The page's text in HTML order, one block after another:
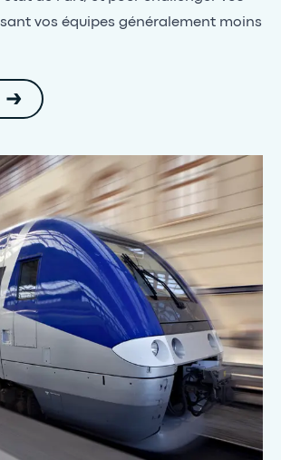
vos équipes généralement moins